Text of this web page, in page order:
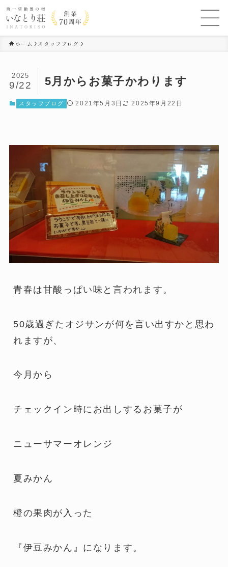
ホーム スタッフブログ
5月からお菓子かわります
2025
9/22
スタッフブログ 2021年5月3日 2025年9月22日
青春は甘酸っぱい味と言われます。
50歳過ぎたオジサンが何を言い出すかと思わ
れますが、
今月から
チェックイン時にお出しするお菓子が
ニューサマーオレンジ
夏みかん
橙の果肉が入った
『伊豆みかん』になります。